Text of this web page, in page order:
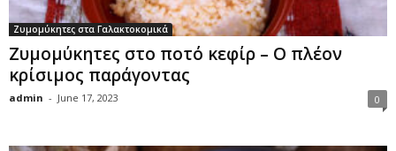
Ζυμομύκητες στα Γαλακτοκομικά
Ζυμομύκητες στο ποτό κεφίρ – Ο πλέον
κρίσιμος παράγοντας
admin - June 17, 2023 0